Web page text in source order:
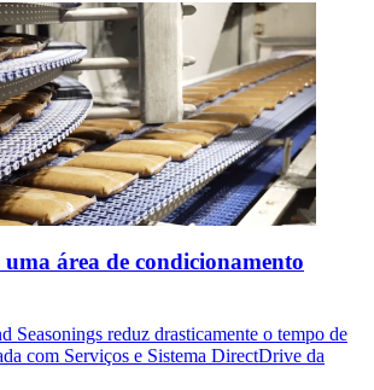
área de condicionamento
Seasonings reduz drasticamente o tempo de
com Serviços e Sistema DirectDrive da